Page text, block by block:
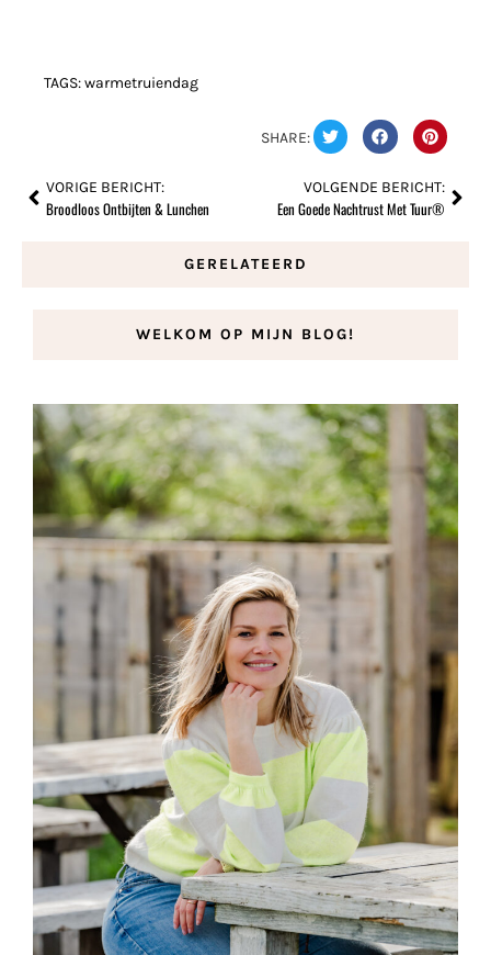
TAGS:warmetruiendag
SHARE:
VORIGE BERICHT:
Broodloos Ontbijten & Lunchen
VOLGENDE BERICHT:
Een Goede Nachtrust Met Tuur®
GERELATEERD
WELKOM OP MIJN BLOG!